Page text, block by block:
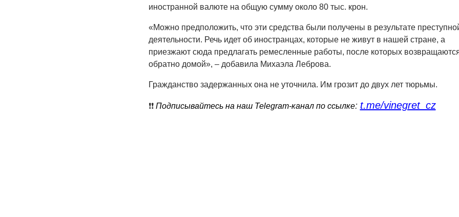
иностранной валюте на общую сумму около 80 тыс. крон.
«Можно предположить, что эти средства были получены в результате
деятельности. Речь идет об иностранцах, которые не живут в нашей стране, а
приезжают сюда предлагать ремесленные работы, после которых
обратно домой», – добавила Михаэла Леброва.
Гражданство задержанных она не уточнила. Им грозит до двух лет тюрьмы.
❗️❗️ Подписывайтесь на наш Telegram-канал по ссылке: t.me/vinegret_cz